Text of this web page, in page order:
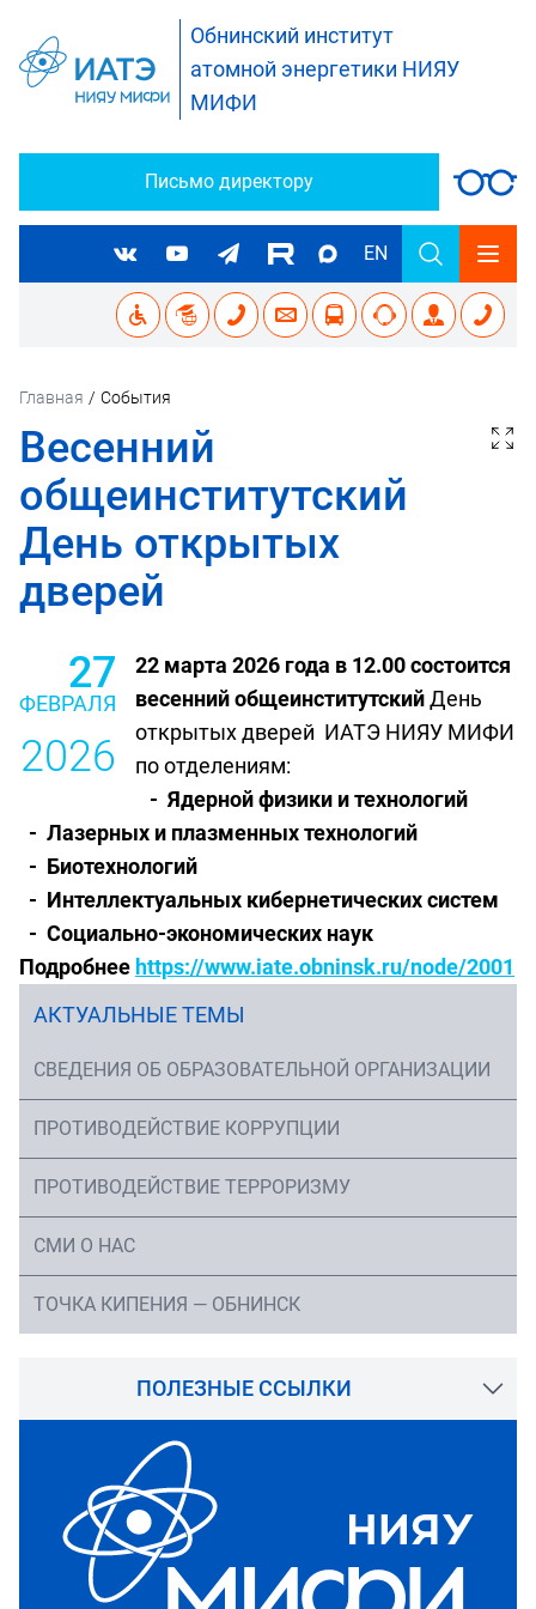
Обнинский институт
атомной энергетики НИЯУ
МИФИ
Письмо директору
EN
Главная / События
Весенний
общеинститутский
День открытых
дверей
27
ФЕВРАЛЯ
2026
22 марта 2026 года в 12.00 состоится
весенний общеинститутскийДень
открытых дверей ИАТЭ НИЯУ МИФИ
по отделениям:
- Ядерной физики и технологий
- Лазерных и плазменных технологий
- Биотехнологий
- Интеллектуальных кибернетических систем
- Социально-экономических наук
Подробнее https://www.iate.obninsk.ru/node/2001
АКТУАЛЬНЫЕ ТЕМЫ
СВЕДЕНИЯ ОБ ОБРАЗОВАТЕЛЬНОЙ ОРГАНИЗАЦИИ
ПРОТИВОДЕЙСТВИЕ КОРРУПЦИИ
ПРОТИВОДЕЙСТВИЕ ТЕРРОРИЗМУ
СМИ О НАС
ТОЧКА КИПЕНИЯ — ОБНИНСК
ПОЛЕЗНЫЕ ССЫЛКИ